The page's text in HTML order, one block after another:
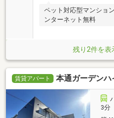
ペット対応型マンシ
ンターネット無料
残り2件を表
賃貸アパート 本通ガーデンハ
3分